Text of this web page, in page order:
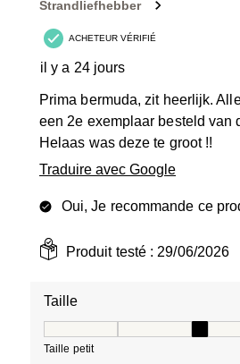
Strandliefhebber
ACHETEUR VÉRIFIÉ
il y a 24 jours
Prima bermuda, zit heerlijk.
een 2e exemplaar besteld van
Helaas was deze te groot !!
Traduire avec Google
Oui, Je recommande ce
Produit testé :29/06/2026
Taille
Taille petit